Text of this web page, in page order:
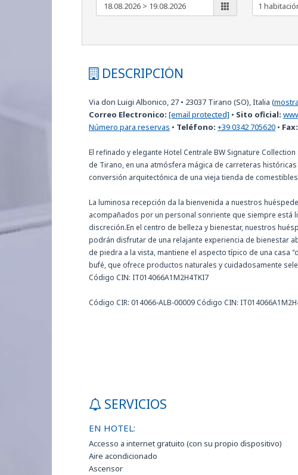
DESCRIPCIÓN
Via don Luigi Albonico, 27 • 23037 Tirano (SO), Italia (
Correo Electronico: [email protected] • Sito oficial:
Número para reservas • Teléfono: +39 0342 705620 • Fax:
El refinado y elegante Hotel Centrale BW Signature
de Tirano, en una atmósfera mágica de carreteras
conversión arquitectónica de una vieja tienda de
La luminosa recepción da la bienvenida a nuestros
acompañados por un personal sonriente que siempre está
discreción.En el centro de belleza y bienestar, nuestros
podrán disfrutar de una relajante experiencia de bienestar
de piedra a la vista, mantiene el aspecto típico de una casa
bufé, que ofrece productos naturales y cuidadosamente
Código CIN: IT014066A1M2H4TKI7
Código CIR: 014066-ALB-00009 Código CIN:
SERVICIOS
EN HOTEL:
Accesso a internet gratuito (con su propio dispositivo)
Aire acondicionado
Ascensor